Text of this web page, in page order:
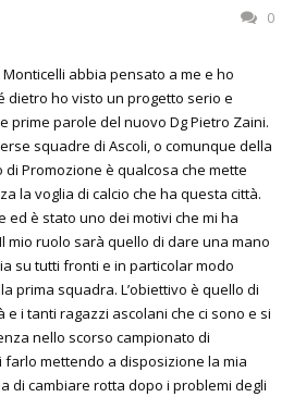
0
abbia pensato a me e ho
dietro ho visto un progetto serio e
prime parole del nuovo Dg Pietro Zaini.
squadre di Ascoli, o comunque della
Promozione è qualcosa che mette
la voglia di calcio che ha questa città.
ed è stato uno dei motivi che mi ha
mio ruolo sarà quello di dare una mano
su tutti fronti e in particolar modo
prima squadra. L’obiettivo è quello di
i tanti ragazzi ascolani che ci sono e si
nello scorso campionato di
farlo mettendo a disposizione la mia
di cambiare rotta dopo i problemi degli